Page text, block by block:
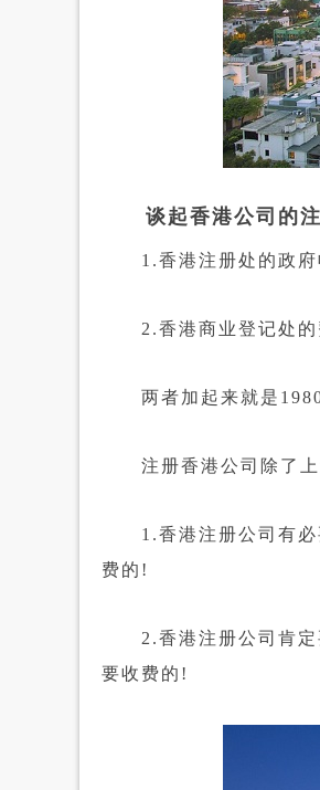
谈起香港公司的注
1.香港注册处的政府
2.香港商业登记处的
两者加起来就是1980
注册香港公司除了上
1.香港注册公司有必
费的!
2.香港注册公司肯定
要收费的!